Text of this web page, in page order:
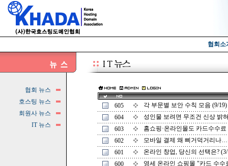
협회소
협회 뉴스
호스팅 뉴스
회원사 뉴스
IT 뉴스
605
각 부문별 보안 수칙 모음 (9/19)
604
성인물 보려면 무조건 신상 밝
603
홈쇼핑·온라인몰도 카드수수
602
모바일 결제 왜 삐거덕거리나…
601
온라인 창업, 당신의 선택은?
600
영세 온라인 쇼핑몰 "카드 수